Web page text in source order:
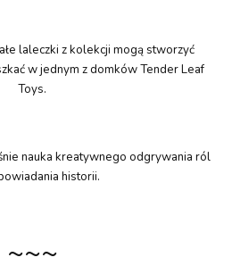
laleczki z kolekcji mogą stworzyć
w jednym z domków Tender Leaf
Toys.
nauka kreatywnego odgrywania ról
historii.
~~~